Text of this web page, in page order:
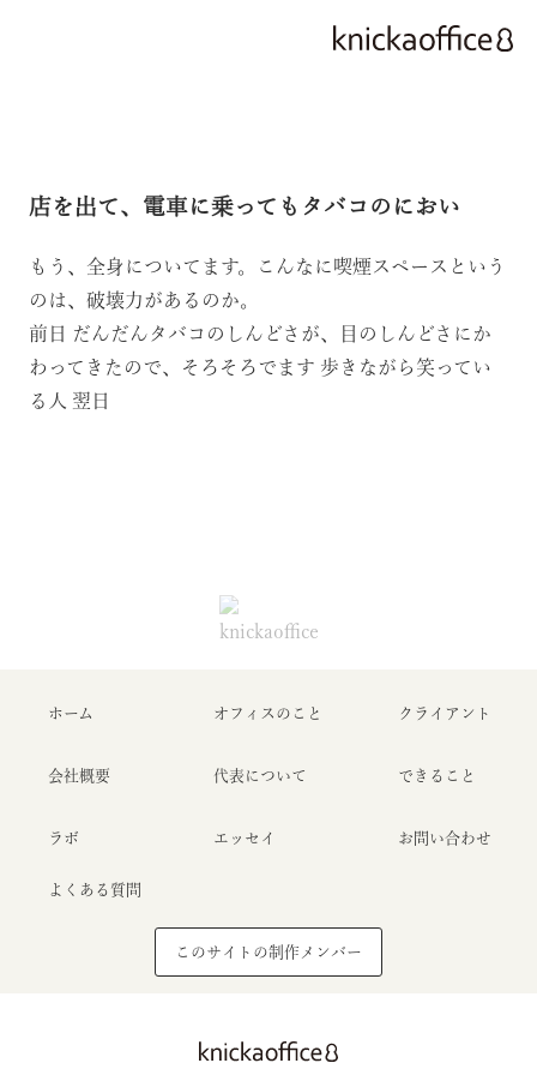
Clients
店を出て、電車に乗ってもタバコのにおい
もう、全身についてます。こんなに喫煙スペースという
のは、破壊力があるのか。
前日 だんだんタバコのしんどさが、目のしんどさにか
わってきたので、そろそろでます 歩きながら笑ってい
る人 翌日
ホーム オフィスのこと クライアント
会社概要 代表について できること
ラボ エッセイ
よくある質問
お問い合わせ
このサイトの制作メンバー